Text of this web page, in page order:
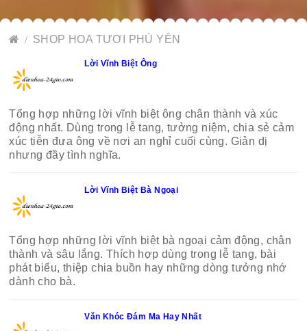
SHOP HOA TƯƠI PHÚ YÊN
Lời Vĩnh Biệt Ông
Tổng hợp những lời vĩnh biệt ông chân thành và xúc
động nhất. Dùng trong lễ tang, tưởng niệm, chia sẻ cảm
xúc tiễn đưa ông về nơi an nghỉ cuối cùng. Giản dị
nhưng đầy tình nghĩa.
Lời Vĩnh Biệt Bà Ngoại
Tổng hợp những lời vĩnh biệt bà ngoại cảm động, chân
thành và sâu lắng. Thích hợp dùng trong lễ tang, bài
phát biểu, thiệp chia buồn hay những dòng tưởng nhớ
dành cho bà.
Văn Khóc Đám Ma Hay Nhất